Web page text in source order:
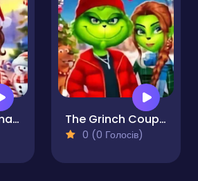
Roblox Christmas Dressup The Grinch Couple Holiday Dress Up
0 (0 Голосів)